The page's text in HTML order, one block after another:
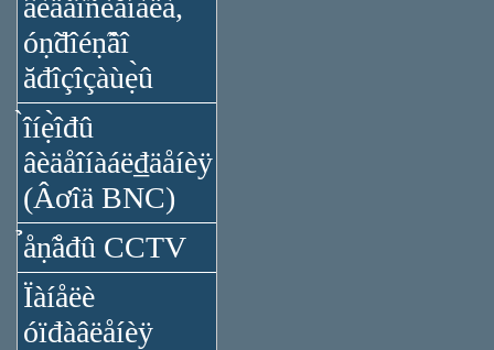
âèäåîñèăíàëà,
óṇ̃đîéṇ̃âî
ăđîçîçàùẹ̀û
̀îíẹ̀îđû
âèäåîíàáë₫äåíèÿ
(Âơîä BNC)
̉åṇ̃åđû CCTV
Ïàíåëè
óïđàâëåíèÿ